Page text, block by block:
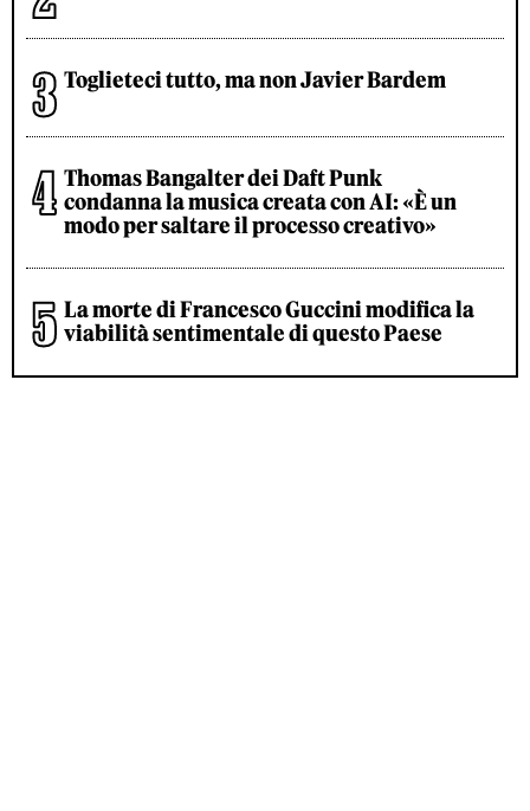
Toglieteci tutto, ma non Javier Bardem
Thomas Bangalter dei Daft Punk
condanna la musica creata con AI: «È un
modo per saltare il processo creativo»
La morte di Francesco Guccini modifica la
viabilità sentimentale di questo Paese